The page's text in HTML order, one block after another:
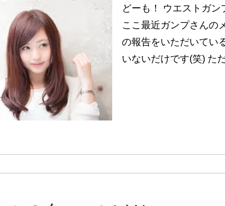
どーも！ ウエストガン
ここ最近ガンプさんの
の報告をいただいてい
いないだけです(笑) た